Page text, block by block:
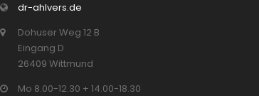
dr-ahlvers.de
Dohuser Weg 12 B
Eingang D
26409 Wittmund
Mo 8.00-12.30 + 14.00-18.30